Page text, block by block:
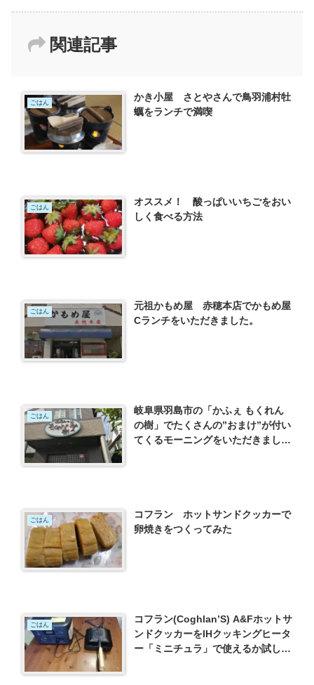
関連記事
ごはん
かき小屋 さとやさんで鳥羽浦村牡
蠣をランチで満喫
ごはん
オススメ！ 酸っぱいいちごをおい
しく食べる方法
ごはん
元祖かもめ屋 赤穂本店でかもめ屋
Cランチをいただきました。
ごはん
岐阜県羽島市の「かふぇ もくれん
の樹」でたくさんの”おまけ”が付い
てくるモーニングをいただきまし
ごはん
コフラン ホットサンドクッカーで
卵焼きをつくってみた
ごはん
コフラン(Coghlan’S) A&Fホットサ
ンドクッカーをIHクッキングヒータ
ー「ミニチュラ」で使えるか試して